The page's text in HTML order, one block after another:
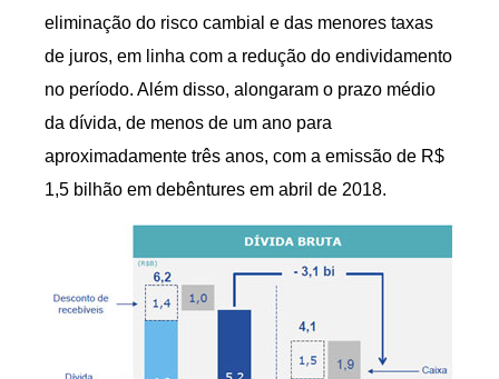
eliminação do risco cambial e das menores taxas
de juros, em linha com a redução do endividamento
no período. Além disso, alongaram o prazo médio
da dívida, de menos de um ano para
aproximadamente três anos, com a emissão de R$
1,5 bilhão em debêntures em abril de 2018.